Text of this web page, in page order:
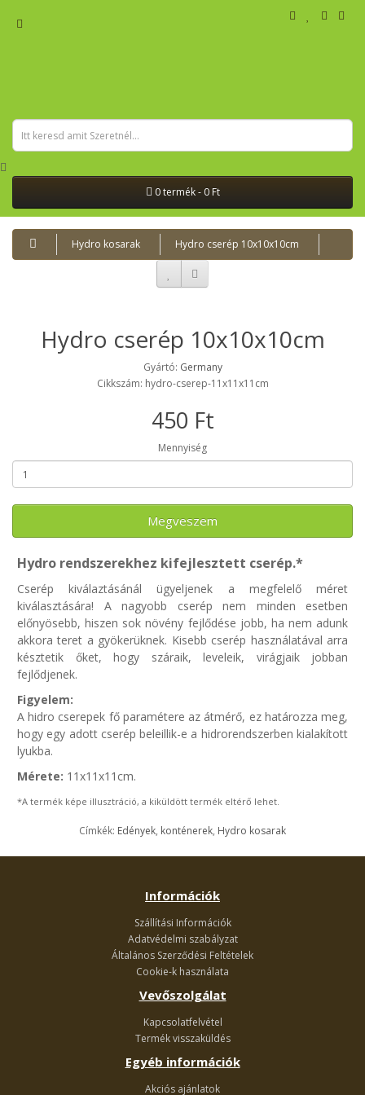
0 termék - 0 Ft
Hydro kosarak Hydro cserép 10x10x10cm
Hydro cserép 10x10x10cm
Gyártó: Germany
Cikkszám: hydro-cserep-11x11x11cm
450 Ft
Mennyiség
Megveszem
Hydro rendszerekhez kifejlesztett cserép.*
Cserép kiválaztásánál ügyeljenek a megfelelő méret
kiválasztására! A nagyobb cserép nem minden esetben
előnyösebb, hiszen sok növény fejlődése jobb, ha nem adunk
akkora teret a gyökerüknek. Kisebb cserép használatával arra
késztetik őket, hogy száraik, leveleik, virágjaik jobban
fejlődjenek.
Figyelem:
A hidro cserepek fő paramétere az átmérő, ez határozza meg,
hogy egy adott cserép beleillik-e a hidrorendszerben kialakított
lyukba.
Mérete: 11x11x11cm.
*A termék képe illusztráció, a kiküldött termék eltérő lehet.
Címkék: Edények, konténerek, Hydro kosarak
Információk
Szállítási Információk
Adatvédelmi szabályzat
Általános Szerződési Feltételek
Cookie-k használata
Vevőszolgálat
Kapcsolatfelvétel
Termék visszaküldés
Egyéb információk
Akciós ajánlatok